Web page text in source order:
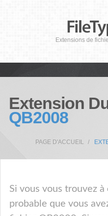
Extensions de
Extension
QB2008
PAGE D'ACCUEIL
Si vous vous trouvez
probable que vous